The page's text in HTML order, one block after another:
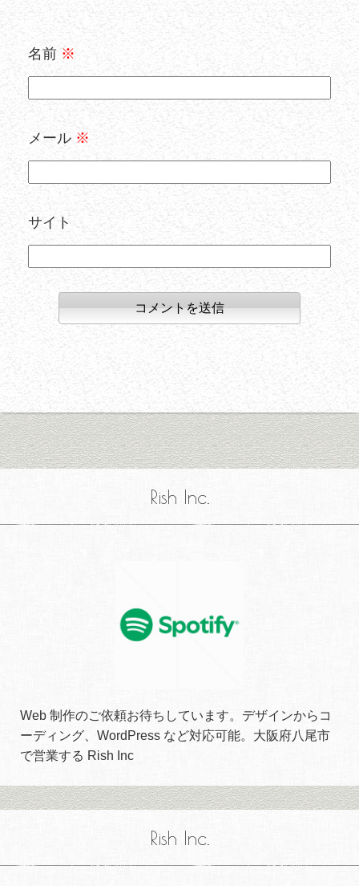
名前 ※
メール ※
サイト
Rish Inc.
Web 制作のご依頼お待ちしています。デザインからコ
ーディング、WordPress など対応可能。大阪府八尾市
で営業する Rish Inc
Rish Inc.